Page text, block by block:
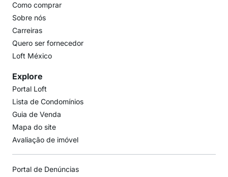
Como comprar
Sobre nós
Carreiras
Quero ser fornecedor
Loft México
Explore
Portal Loft
Lista de Condomínios
Guia de Venda
Mapa do site
Avaliação de imóvel
Portal de Denúncias